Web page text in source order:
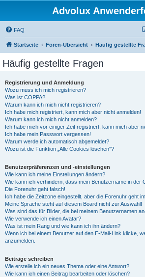
Advolux
FAQ
Startseite Foren-Übersicht Häufig gestellte
Häufig gestellte Fragen
Registrierung und Anmeldung
Wozu muss ich mich registrieren?
Was ist COPPA?
Warum kann ich mich nicht registrieren?
Ich habe mich registriert, kann mich aber nicht anmelden!
Warum kann ich mich nicht anmelden?
Ich habe mich vor einiger Zeit registriert, kann mich aber
Ich habe mein Passwort vergessen!
Warum werde ich automatisch abgemeldet?
Wozu ist die Funktion „Alle Cookies löschen“?
Benutzerpräferenzen und -einstellungen
Wie kann ich meine Einstellungen ändern?
Wie kann ich verhindern, dass mein Benutzername in der
Die Forenuhr geht falsch!
Ich habe die Zeitzone eingestellt, aber die Forenuhr geht
Meine Sprache steht auf diesem Board nicht zur Auswahl!
Was sind das für Bilder, die bei meinem Benutzernamen
Wie verwende ich einen Avatar?
Was ist mein Rang und wie kann ich ihn ändern?
Wenn ich bei einem Benutzer auf den E-Mail-Link klicke,
anzumelden.
Beiträge schreiben
Wie erstelle ich ein neues Thema oder eine Antwort?
Wie kann ich einen Beitrag bearbeiten oder löschen?